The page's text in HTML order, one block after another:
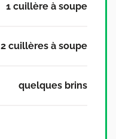
1 cuillère à soupe
2 cuillères à soupe
quelques brins